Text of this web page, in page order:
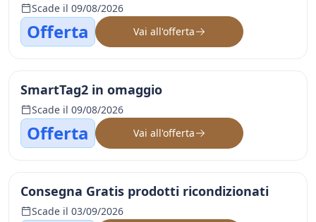
Scade il 09/08/2026
Offerta Vai all'offerta
SmartTag2 in omaggio
Scade il 09/08/2026
Offerta Vai all'offerta
Consegna Gratis prodotti ricondizionati
Scade il 03/09/2026